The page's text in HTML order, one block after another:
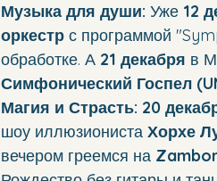
Музыка для души: Уже 12
оркестр с программой
обработке. А 21 декабря в
Симфонический Госпел
Магия и Страсть: 20
шоу иллюзиониста Хорхе
вечером греемся на